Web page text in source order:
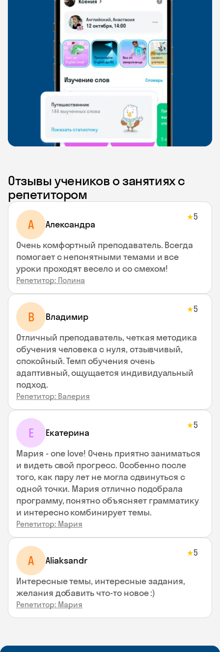
Отзывы учеников о занятиях с
репетитором
A Aлександра
★5
Очень комфортный преподаватель. Всегда
помогает с непонятными темами и все
уроки проходят весело и со смехом!
Репетитор: Полина
В Владимир
★5
Отличный преподаватель, четкая методика
обучения человека с нуля, отзывчивый,
спокойный. Темп обучения очень
адаптивный, ощущается индивидуальный
подход.
Репетитор: Валерия
Е Екатерина
★5
Мария - one love! Очень приятно заниматься
и видеть свой прогресс. Особенно после
того, как пару лет не могла сдвинуться с
одной точки. Мария отлично подобрала
программу, понятно объясняет грамматику
и интересно комбинирует темы.
Репетитор: Мария
A Aliaksandr
★5
Интересные темы, интересные задания,
желания добавить что-то новое :)
Репетитор: Мария